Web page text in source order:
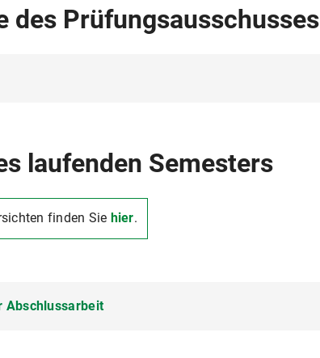
des Prüfungsausschusses
laufenden Semesters
finden Sie hier.
Abschlussarbeit